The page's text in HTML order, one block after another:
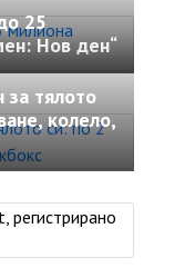
25
Нов ден“
тялото
колело,